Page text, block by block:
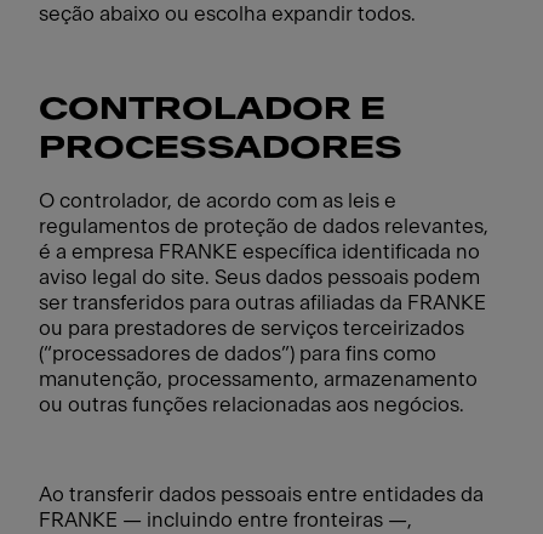
seção abaixo ou escolha expandir todos.
CONTROLADOR E
PROCESSADORES
O controlador, de acordo com as leis e
regulamentos de proteção de dados relevantes,
é a empresa FRANKE específica identificada no
aviso legal do site. Seus dados pessoais podem
ser transferidos para outras afiliadas da FRANKE
ou para prestadores de serviços terceirizados
(“processadores de dados”) para fins como
manutenção, processamento, armazenamento
ou outras funções relacionadas aos negócios.
Ao transferir dados pessoais entre entidades da
FRANKE — incluindo entre fronteiras —,